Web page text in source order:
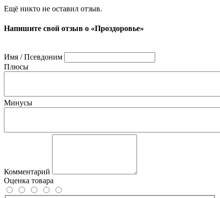
Ещё никто не оставил отзыв.
Напишите свой отзыв о «Проздоровье»
Имя / Псевдоним
Плюсы
Минусы
Комментарий
Оценка товара